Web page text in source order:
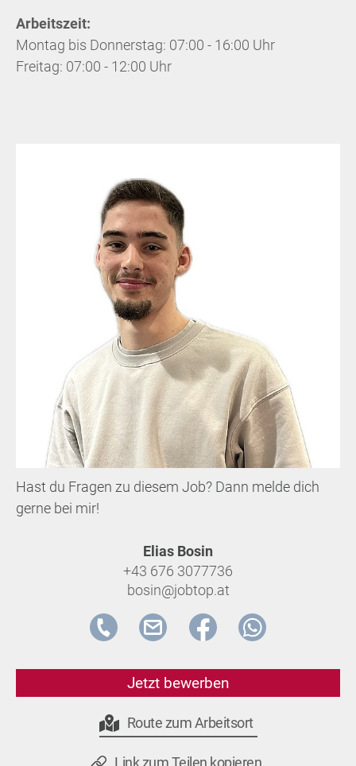
Arbeitszeit:
Montag bis Donnerstag: 07:00 - 16:00 Uhr
Freitag: 07:00 - 12:00 Uhr
Hast du Fragen zu diesem Job? Dann melde dich
gerne bei mir!
Elias Bosin
+43 676 3077736
bosin@jobtop.at
Jetzt bewerben
Route zum Arbeitsort
Link zum Teilen kopieren